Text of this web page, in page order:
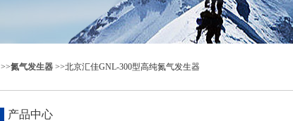
>>氮气发生器 >>北京汇佳GNL-300型高纯氮气发生器
产品中心